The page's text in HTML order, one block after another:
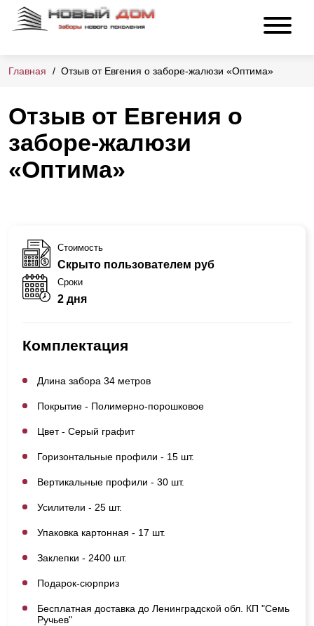
Главная Отзыв от Евгения о заборе-жалюзи «Оптима»
Отзыв от Евгения о
заборе-жалюзи
«Оптима»
Стоимость
Скрыто пользователем руб
Сроки
2 дня
Комплектация
Длина забора 34 метров
Покрытие - Полимерно-порошковое
Цвет - Серый графит
Горизонтальные профили - 15 шт.
Вертикальные профили - 30 шт.
Усилители - 25 шт.
Упаковка картонная - 17 шт.
Заклепки - 2400 шт.
Подарок-сюрприз
Бесплатная доставка до Ленинградской обл. КП "Семь
Ручьев"